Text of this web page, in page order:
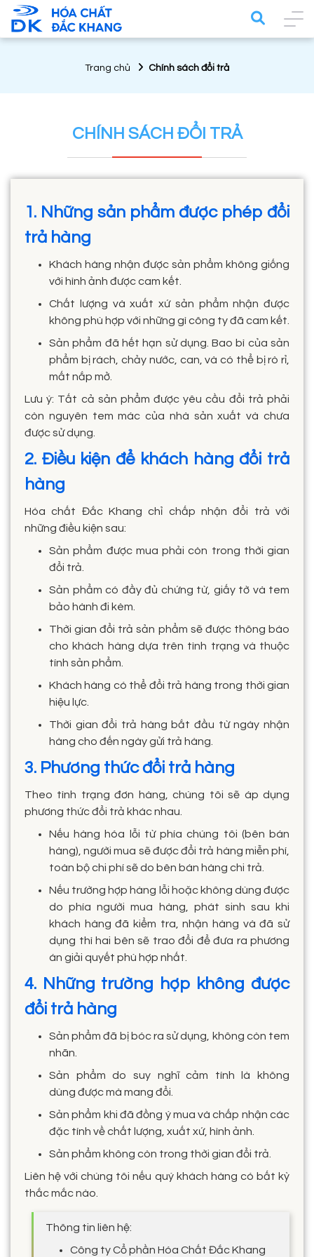
Trang chủ Chính sách đổi trả
CHÍNH SÁCH ĐỔI TRẢ
1. Những sản phẩm được phép đổi
trả hàng
Khách hàng nhận được sản phẩm không giống
với hình ảnh được cam kết.
Chất lượng và xuất xứ sản phẩm nhận được
không phù hợp với những gì công ty đã cam kết.
Sản phẩm đã hết hạn sử dụng. Bao bì của sản
phẩm bị rách, chảy nước, can, và có thể bị rò rỉ,
mất nắp mở.
Lưu ý: Tất cả sản phẩm được yêu cầu đổi trả phải
còn nguyên tem mác của nhà sản xuất và chưa
được sử dụng.
2. Điều kiện để khách hàng đổi trả
hàng
Hóa chất Đắc Khang chỉ chấp nhận đổi trả với
những điều kiện sau:
Sản phẩm được mua phải còn trong thời gian
đổi trả.
Sản phẩm có đầy đủ chứng từ, giấy tờ và tem
bảo hành đi kèm.
Thời gian đổi trả sản phẩm sẽ được thông báo
cho khách hàng dựa trên tình trạng và thuộc
tính sản phẩm.
Khách hàng có thể đổi trả hàng trong thời gian
hiệu lực.
Thời gian đổi trả hàng bắt đầu từ ngày nhận
hàng cho đến ngày gửi trả hàng.
3. Phương thức đổi trả hàng
Theo tình trạng đơn hàng, chúng tôi sẽ áp dụng
phương thức đổi trả khác nhau.
Nếu hàng hóa lỗi từ phía chúng tôi (bên bán
hàng), người mua sẽ được đổi trả hàng miễn phí,
toàn bộ chi phí sẽ do bên bán hàng chi trả.
Nếu trường hợp hàng lỗi hoặc không dùng được
do phía người mua hàng, phát sinh sau khi
khách hàng đã kiểm tra, nhận hàng và đã sử
dụng thì hai bên sẽ trao đổi để đưa ra phương
án giải quyết phù hợp nhất.
4. Những trường hợp không được
đổi trả hàng
Sản phẩm đã bị bóc ra sử dụng, không còn tem
nhãn.
Sản phẩm do suy nghĩ cảm tính là không
dùng được mà mang đổi.
Sản phẩm khi đã đồng ý mua và chấp nhận các
đặc tính về chất lượng, xuất xứ, hình ảnh.
Sản phẩm không còn trong thời gian đổi trả.
Liên hệ với chúng tôi nếu quý khách hàng có bất kỳ
thắc mắc nào.
Thông tin liên hệ:
Công ty Cổ phần Hóa Chất Đắc Khang